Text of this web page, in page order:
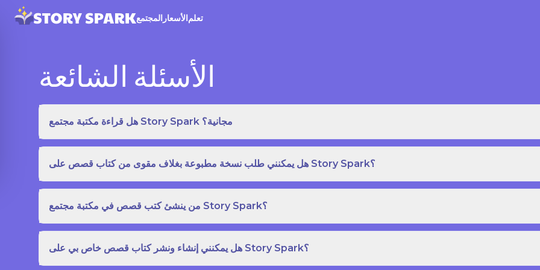
المجتمع الأسعارتعلم
الأسئلة الشائعة
هل قراءة مكتبة مجتمع Story Spark مجانية؟
هل يمكنني طلب نسخة مطبوعة بغلاف مقوى من كتاب قصص على Story Spark؟
من ينشئ كتب قصص في مكتبة مجتمع Story Spark؟
هل يمكنني إنشاء ونشر كتاب قصص خاص بي على Story Spark؟